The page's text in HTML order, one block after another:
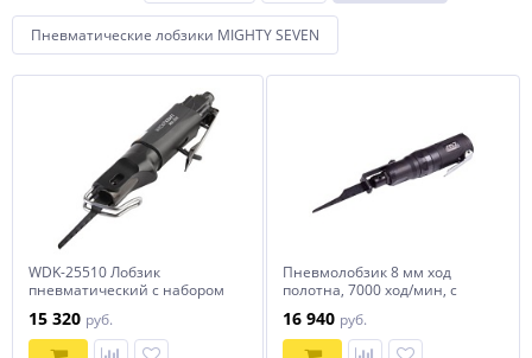
Пневматические лобзики MIGHTY SEVEN
WDK-25510 Лобзик
пневматический с набором
15 320 руб.
Пневмолобзик 8 мм ход
полотна, 7000 ход/мин, с
MIGHTY SEVEN QD-260
16 940 руб.